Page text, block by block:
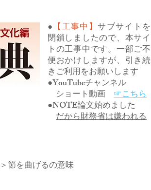
● 【工事中】サブサイトを
閉鎖しましたので、本サイ
トの工事中です。一部ご不
便おかけしますが、引き続
きご利用をお願いします
●YouTubeチャンネル
ショート動画 ☞こちら
●NOTE論文始めました
だから財務省は嫌われる
＞節を曲げるの意味